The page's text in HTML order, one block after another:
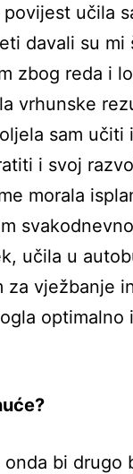
učila
davali su mi
zbog reda i
vrhunske
sam učiti
i svoj
morala
učila u
za vježbanje
optimalno
bi drugo